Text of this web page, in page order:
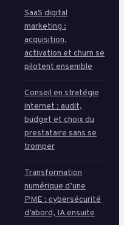
SaaS digital
marketing :
acquisition,
activation et churn se
pilotent ensemble
Conseil en stratégie
internet : audit,
budget et choix du
prestataire sans se
tromper
Transformation
numérique d’une
PME : cybersécurité
d’abord, IA ensuite